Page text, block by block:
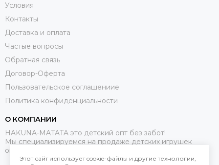
Условия
Контакты
Доставка и оплата
Частые вопросы
Обратная связь
Договор-Оферта
Пользовательское соглашениие
Политика конфиденциальности
О КОМПАНИИ
HAKUNA-MATATA это детский опт без забот!
Мы специализируемся на продаже детских игрушек
оптом.
Этот сайт использует cookie-файлы и другие технологии,